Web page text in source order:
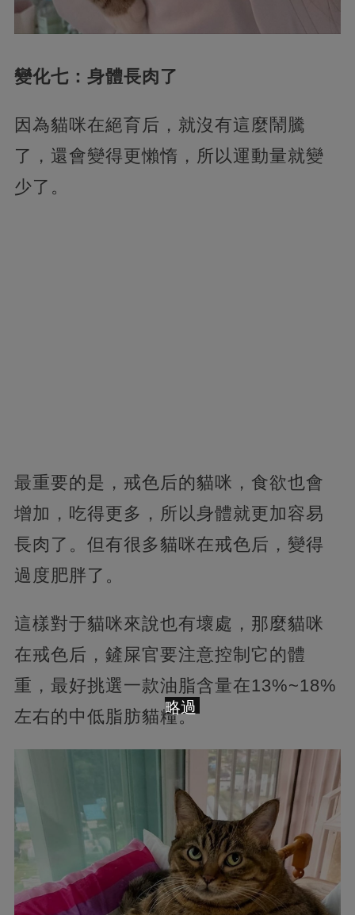
變化七：身體長肉了
因為貓咪在絕育后，就沒有這麼鬧騰
了，還會變得更懶惰，所以運動量就變
少了。
最重要的是，戒色后的貓咪，食欲也會
增加，吃得更多，所以身體就更加容易
長肉了。但有很多貓咪在戒色后，變得
過度肥胖了。
這樣對于貓咪來說也有壞處，那麼貓咪
在戒色后，鏟屎官要注意控制它的體
重，最好挑選一款油脂含量在13%~18%
左右的中低脂肪貓糧。
略過